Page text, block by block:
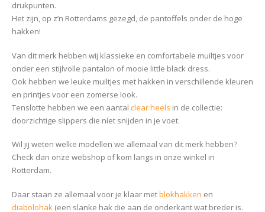
drukpunten.
Het zijn, op z’n Rotterdams gezegd, de pantoffels onder de hoge
hakken!
Van dit merk hebben wij klassieke en comfortabele muiltjes voor
onder een stijlvolle pantalon of mooie little black dress.
Ook hebben we leuke muiltjes met hakken in verschillende kleuren
en printjes voor een zomerse look.
Tenslotte hebben we een aantal clear heels in de collectie:
doorzichtige slippers die níet snijden in je voet.
Wil jij weten welke modellen we allemaal van dit merk hebben?
Check dan onze webshop of kom langs in onze winkel in
Rotterdam.
Daar staan ze allemaal voor je klaar metblokhakken en
diabolohak (een slanke hak die aan de onderkant wat breder is.